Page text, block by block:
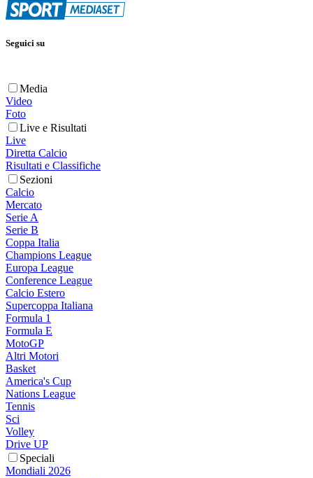
Seguici su
Media
Video
Foto
Live e Risultati
Live
Diretta Calcio
Risultati e Classifiche
Sezioni
Calcio
Mercato
Serie A
Serie B
Coppa Italia
Champions League
Europa League
Conference League
Calcio Estero
Supercoppa Italiana
Formula 1
Formula E
MotoGP
Altri Motori
Basket
America's Cup
Nations League
Tennis
Sci
Volley
Drive UP
Speciali
Mondiali 2026